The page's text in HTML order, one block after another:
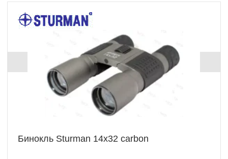
Бинокль Sturman 14x32 carbon